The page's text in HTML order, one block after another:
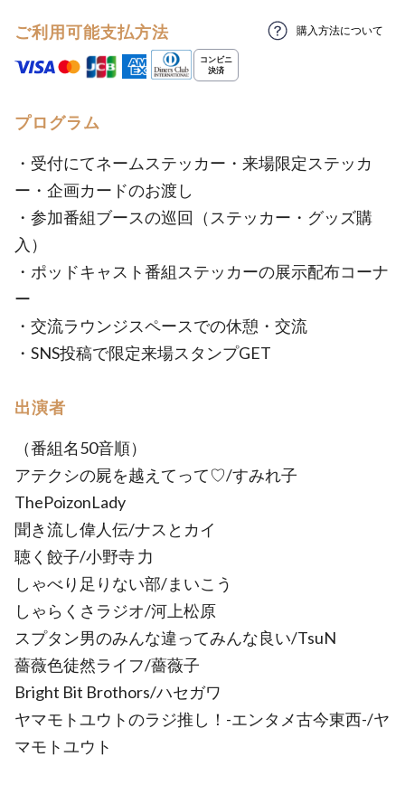
ご利用可能支払方法 購入方法について
プログラム
・受付にてネームステッカー・来場限定ステッカ
ー・企画カードのお渡し
・参加番組ブースの巡回（ステッカー・グッズ購
入）
・ポッドキャスト番組ステッカーの展示配布コーナ
ー
・交流ラウンジスペースでの休憩・交流
・SNS投稿で限定来場スタンプGET
出演者
（番組名50音順）
アテクシの屍を越えてって♡/すみれ子
ThePoizonLady
聞き流し偉人伝/ナスとカイ
聴く餃子/小野寺 力
しゃべり足りない部/まいこう
しゃらくさラジオ/河上松原
スプタン男のみんな違ってみんな良い/TsuN
薔薇色徒然ライフ/薔薇子
Bright Bit Brothors/ハセガワ
ヤマモトユウトのラジ推し！-エンタメ古今東西-/ヤ
マモトユウト